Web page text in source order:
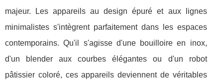
majeur. Les appareils au design épuré et aux lignes
minimalistes s'intègrent parfaitement dans les espaces
contemporains. Qu'il s'agisse d'une bouilloire en inox,
d'un blender aux courbes élégantes ou d'un robot
pâtissier coloré, ces appareils deviennent de véritables